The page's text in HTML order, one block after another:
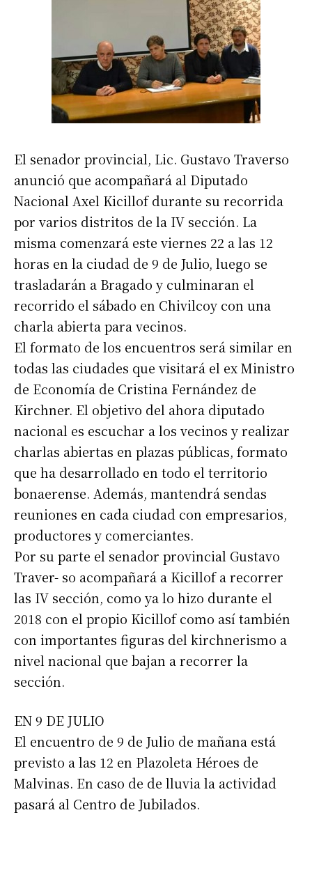
El senador provincial, Lic. Gustavo Traverso
anunció que acompañará al Diputado
Nacional Axel Kicillof durante su recorrida
por varios distritos de la IV sección. La
misma comenzará este viernes 22 a las 12
horas en la ciudad de 9 de Julio, luego se
trasladarán a Bragado y culminaran el
recorrido el sábado en Chivilcoy con una
charla abierta para vecinos.
El formato de los encuentros será similar en
todas las ciudades que visitará el ex Ministro
de Economía de Cristina Fernández de
Kirchner. El objetivo del ahora diputado
nacional es escuchar a los vecinos y realizar
charlas abiertas en plazas públicas, formato
que ha desarrollado en todo el territorio
bonaerense. Además, mantendrá sendas
reuniones en cada ciudad con empresarios,
productores y comerciantes.
Por su parte el senador provincial Gustavo
Traver- so acompañará a Kicillof a recorrer
las IV sección, como ya lo hizo durante el
2018 con el propio Kicillof como así también
con importantes figuras del kirchnerismo a
nivel nacional que bajan a recorrer la
sección.
EN 9 DE JULIO
El encuentro de 9 de Julio de mañana está
previsto a las 12 en Plazoleta Héroes de
Malvinas. En caso de de lluvia la actividad
pasará al Centro de Jubilados.